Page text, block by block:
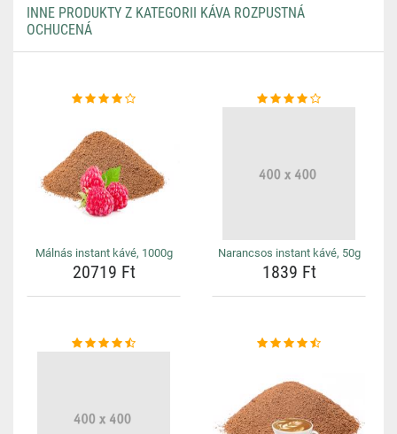
INNE PRODUKTY Z KATEGORII KÁVA ROZPUSTNÁ
OCHUCENÁ
Málnás instant kávé, 1000g
20719 Ft
Narancsos instant kávé, 50g
1839 Ft